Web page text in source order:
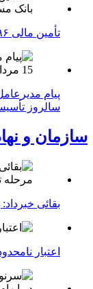
تأمین مالی ۳۹۶ هزار واحد نهضت ملی توسط بانک مسکن
سالروز
سازمان و
بقائی
اعتبار